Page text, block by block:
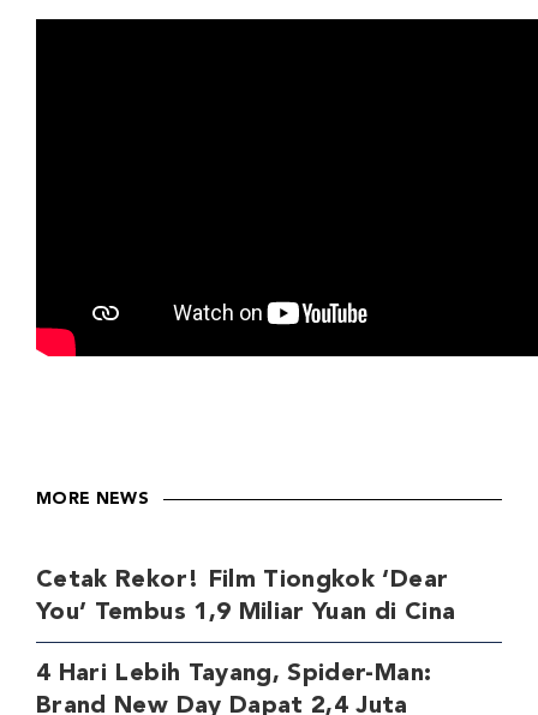
MORE NEWS
Cetak Rekor! Film Tiongkok ‘Dear
You’ Tembus 1,9 Miliar Yuan di Cina
4 Hari Lebih Tayang, Spider-Man:
Brand New Day Dapat 2,4 Juta